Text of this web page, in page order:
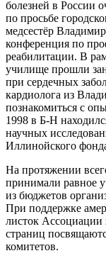
болезней в России
по просьбе
медсестёр
конференция по
реабилитации. В
училище прошли
при сердечных
кардиолога из
познакомиться с
1998 в Б-Н
научных
Иллинойского
На протяжении
принимали равное
из бюджетов
При поддержке
листок Ассоциации
страниц
комитетов.